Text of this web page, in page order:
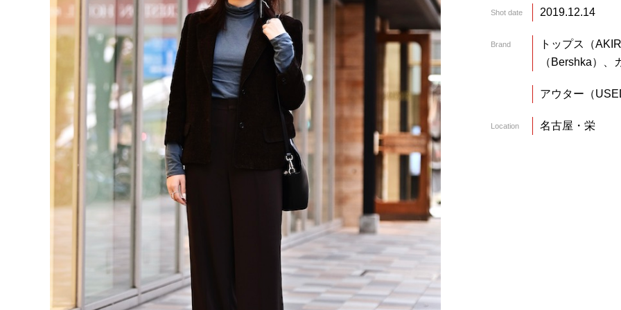
Shot date 2019.12.14
Brand
トップス（
（Bershka）
アウター（
Location 名古屋・栄